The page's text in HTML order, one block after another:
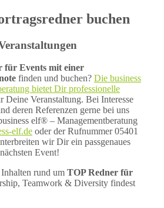
buchen
für Events mit einer
finden und buchen? Die business
bietet Dir professionelle
Veranstaltung. Bei Interesse
deren Referenzen gerne bei uns
elf® – Managementberatung
elf.de oder der Rufnummer 05401
wir Dir ein passgenaues
Event!
rund um TOP Redner für
Teamwork & Diversity findest